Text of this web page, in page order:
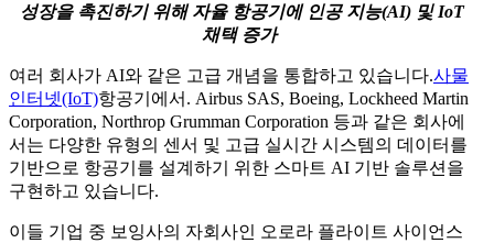
성장을 촉진하기 위해 자율 항공기에 인공 지능(AI) 및 IoT
채택 증가
여러 회사가 AI와 같은 고급 개념을 통합하고 있습니다.사물
인터넷(IoT)항공기에서. Airbus SAS, Boeing, Lockheed Martin
Corporation, Northrop Grumman Corporation 등과 같은 회사에
서는 다양한 유형의 센서 및 고급 실시간 시스템의 데이터를
기반으로 항공기를 설계하기 위한 스마트 AI 기반 솔루션을
구현하고 있습니다.
이들 기업 중 보잉사의 자회사인 오로라 플라이트 사이언스